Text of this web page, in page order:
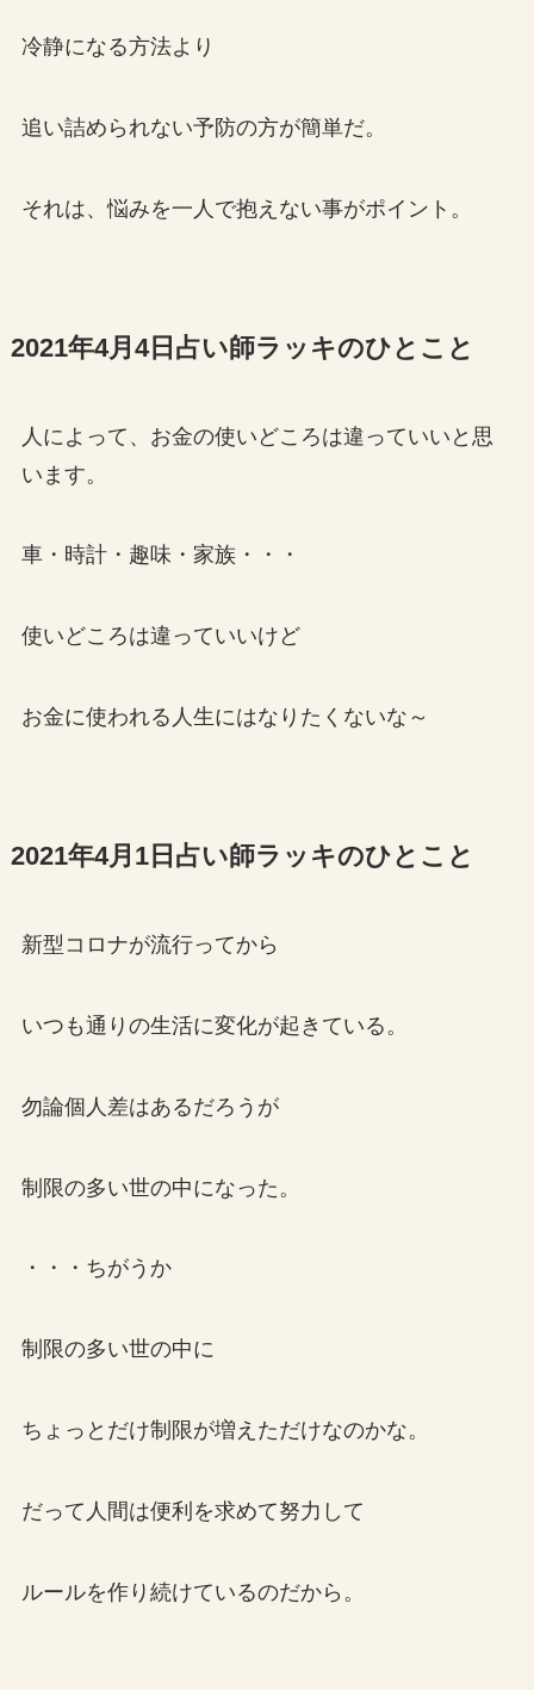
冷静になる方法より
追い詰められない予防の方が簡単だ。
それは、悩みを一人で抱えない事がポイント。
2021年4月4日占い師ラッキのひとこと
人によって、お金の使いどころは違っていいと思
います。
車・時計・趣味・家族・・・
使いどころは違っていいけど
お金に使われる人生にはなりたくないな～
2021年4月1日占い師ラッキのひとこと
新型コロナが流行ってから
いつも通りの生活に変化が起きている。
勿論個人差はあるだろうが
制限の多い世の中になった。
・・・ちがうか
制限の多い世の中に
ちょっとだけ制限が増えただけなのかな。
だって人間は便利を求めて努力して
ルールを作り続けているのだから。